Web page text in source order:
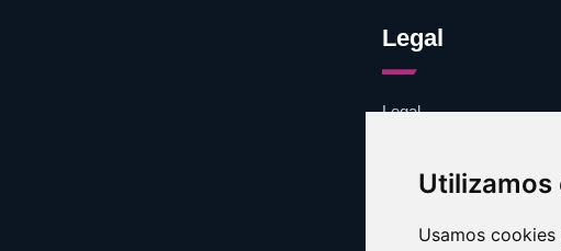
Utilizamos
Usamos
Legal
Legal
Contacto